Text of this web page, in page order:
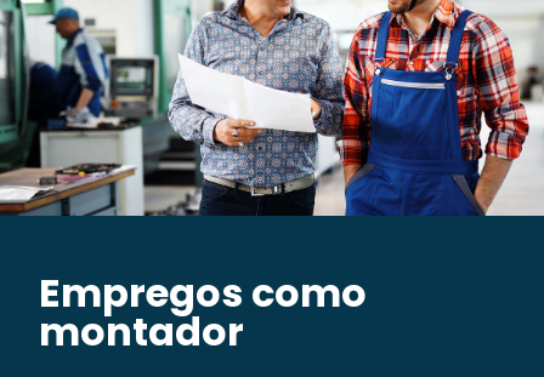
Empregos como
montador